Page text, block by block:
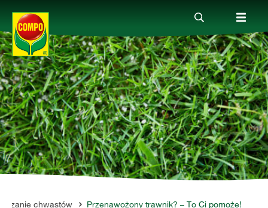
Produkty
Porady
Aktualne tematy
Kontaktchwastów Przenawożony trawnik? – To Ci pomoże!